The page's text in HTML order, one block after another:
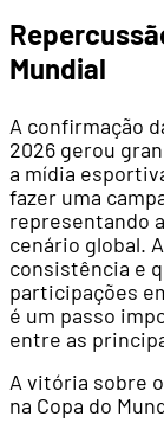
Mundial
A confirmação
2026 gerou
a mídia
fazer uma
representando
cenário global.
consistência e
participações
é um passo
entre as
A vitória sobre
na Copa do